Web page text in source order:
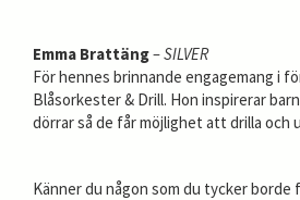
Emma Brattäng– SILVER
För hennes brinnande engagemang i
Blåsorkester & Drill. Hon inspirerar
dörrar så de får möjlighet att drilla och
Känner du någon som du tycker borde